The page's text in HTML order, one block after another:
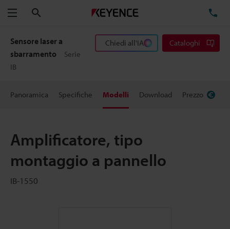
Menu
Sensore laser a
sbarramento
Serie
IB
Chiedi all'IA Cataloghi
Panoramica Specifiche Modelli Download Prezzo
Amplificatore, tipo
montaggio a pannello
IB-1550